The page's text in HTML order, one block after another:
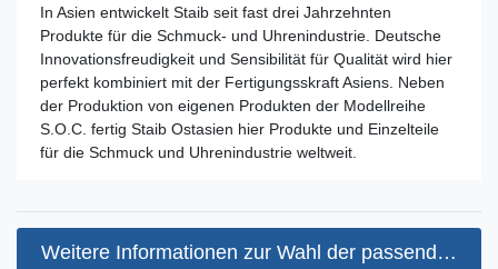
In Asien entwickelt Staib seit fast drei Jahrzehnten
Produkte für die Schmuck- und Uhrenindustrie. Deutsche
Innovationsfreudigkeit und Sensibilität für Qualität wird hier
perfekt kombiniert mit der Fertigungsskraft Asiens. Neben
der Produktion von eigenen Produkten der Modellreihe
S.O.C. fertig Staib Ostasien hier Produkte und Einzelteile
für die Schmuck und Uhrenindustrie weltweit.
Weitere Informationen zur Wahl der passenden Armbandgröße